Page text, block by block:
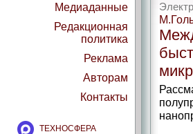
Медиаданные
Редакционная
политика
Реклама
Авторам
Контакты
ТЕХНОСФЕРА